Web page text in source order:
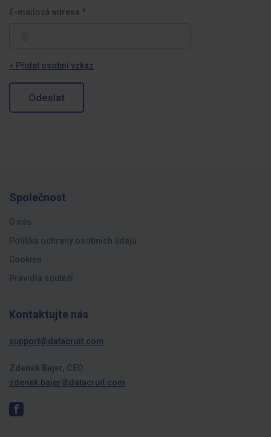
E-mailová adresa
+ Přidat osobní vzkaz
Odeslat
Společnost
O nás
Politika ochrany osobních údajů
Cookies
Pravidla soutěží
Kontaktujte nás
support@datacruit.com
Zdenek Bajer, CEO
zdenek.bajer@datacruit.com